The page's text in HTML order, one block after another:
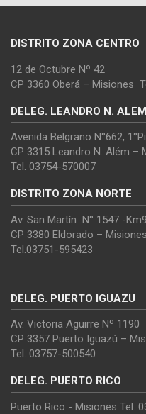
DISTRITO ZONA CENTRO
12 de Octubre Nº 42
CP 3360 Oberá – Misiones
DELEG. LEANDRO N. ALEM
Avenida Belgrano N°662,
CP 3315 Leandro N. Além –
Tel. 03754-570007
DISTRITO ZONA NORTE
Av. San Martín N° 1547 -
CP 3380 Eldorado – Misiones
Tel.03751-595423
DELEG. PUERTO IGUAZU
Av. Victoria Aguirre Nº 1190
CP 3357 Puerto Iguazú –
Tel. 03757-500540
DELEG. PUERTO RICO
Puerto Rico - Misiones Tel.